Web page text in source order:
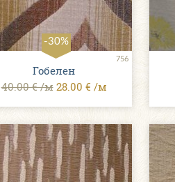
-30%
756
Гобелен
40.00 € /м 28.00 € /м